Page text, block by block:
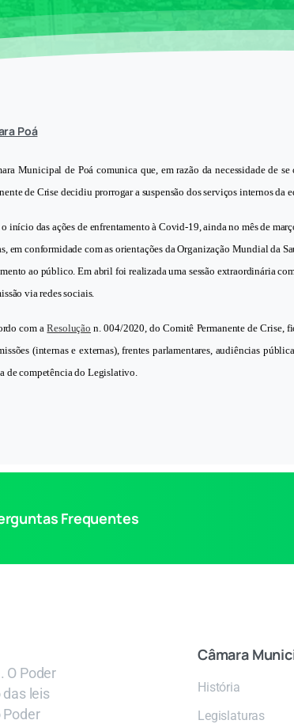
Poá
Municipal de Poá comunica que, em razão da necessidade de
de Crise decidiu prorrogar a suspensão dos serviços internos da
o início das ações de enfrentamento à Covid-19, ainda no mês de
em conformidade com as orientações da Organização Mundial da
ao público. Em abril foi realizada uma sessão extraordinária
via redes sociais.
com aResolução n. 004/2020, do Comitê Permanente de Crise,
(internas e externas), frentes parlamentares, audiências
de competência do Legislativo.
Frequentes
O Poder
leis
Câmara
História
Legislaturas